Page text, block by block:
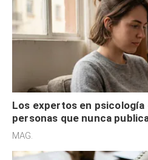
Los expertos en psicología
personas que nunca
redes sociales no
MAG.